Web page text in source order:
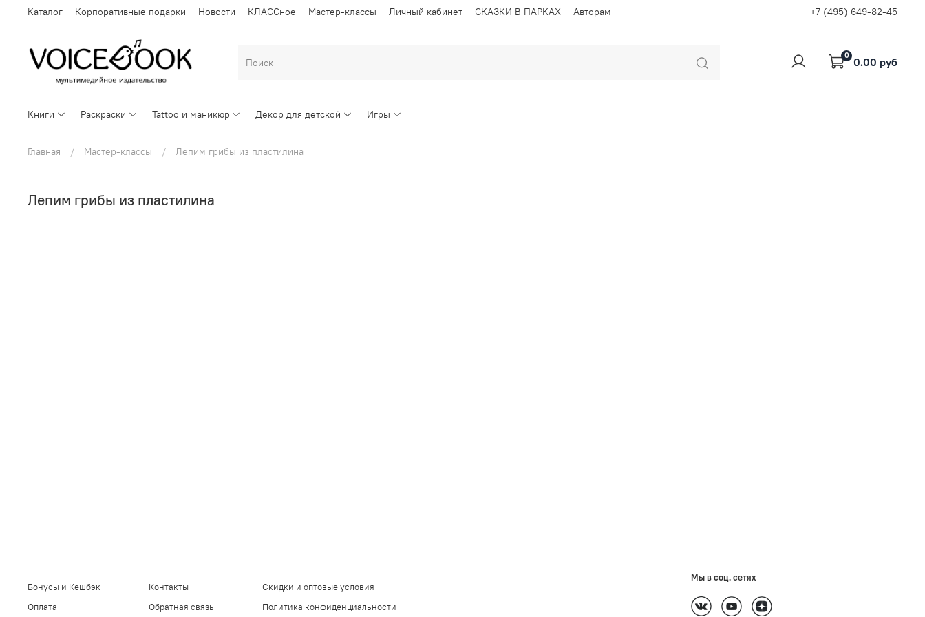
Каталог Корпоративные подарки Новости КЛАССное Мастер-классы Личный кабинет СКАЗКИ В ПАРКАХ Авторам +7 (495) 649-82-45
0 0.00 руб
Книги Раскраски Tattoo и маникюр Декор для детской Игры
Главная Мастер-классы Лепим грибы из пластилина
Лепим грибы из пластилина
Бонусы и Кешбэк
Оплата
Контакты
Обратная связь
Скидки и оптовые условия
Политика конфиденциальности
Мы в соц. сетях